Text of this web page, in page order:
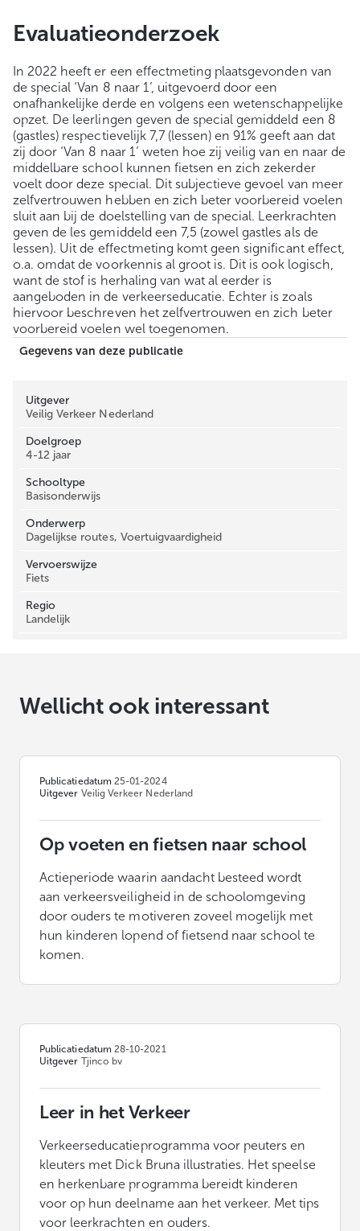
Evaluatieonderzoek
In 2022 heeft er een effectmeting plaatsgevonden van
de special ‘Van 8 naar 1’, uitgevoerd door een
onafhankelijke derde en volgens een wetenschappelijke
opzet. De leerlingen geven de special gemiddeld een 8
(gastles) respectievelijk 7,7 (lessen) en 91% geeft aan dat
zij door ‘Van 8 naar 1’ weten hoe zij veilig van en naar de
middelbare school kunnen fietsen en zich zekerder
voelt door deze special. Dit subjectieve gevoel van meer
zelfvertrouwen hebben en zich beter voorbereid voelen
sluit aan bij de doelstelling van de special. Leerkrachten
geven de les gemiddeld een 7,5 (zowel gastles als de
lessen). Uit de effectmeting komt geen significant effect,
o.a. omdat de voorkennis al groot is. Dit is ook logisch,
want de stof is herhaling van wat al eerder is
aangeboden in de verkeerseducatie. Echter is zoals
hiervoor beschreven het zelfvertrouwen en zich beter
voorbereid voelen wel toegenomen.
Gegevens van deze publicatie
Uitgever
Veilig Verkeer Nederland
Doelgroep
4-12 jaar
Schooltype
Basisonderwijs
Onderwerp
Dagelijkse routes, Voertuigvaardigheid
Vervoerswijze
Fiets
Regio
Landelijk
Wellicht ook interessant
Publicatiedatum 25-01-2024
Uitgever Veilig Verkeer Nederland
Op voeten en fietsen naar school
Actieperiode waarin aandacht besteed wordt
aan verkeersveiligheid in de schoolomgeving
door ouders te motiveren zoveel mogelijk met
hun kinderen lopend of fietsend naar school te
komen.
Publicatiedatum 28-10-2021
Uitgever Tjinco bv
Leer in het Verkeer
Verkeerseducatieprogramma voor peuters en
kleuters met Dick Bruna illustraties. Het speelse
en herkenbare programma bereidt kinderen
voor op hun deelname aan het verkeer. Met tips
voor leerkrachten en ouders.